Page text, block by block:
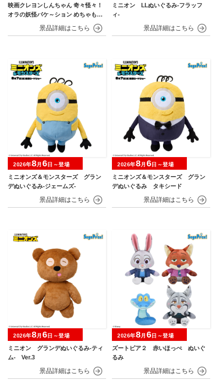
映画クレヨンしんちゃん 奇々怪々！
オラの妖怪バケ～ション めちゃもふ
ぐっとぬいぐるみ～おすわりポーズ
ミニオン LLぬいぐるみ‐フラッフ
ィ‐
ミニオンズ＆モンスターズ グラン
デぬいぐるみ‐ジェームズ‐
2026年8月 6日～登場
ミニオンズ＆モンスターズ グラン
デぬいぐるみ タキシード
2026年8月 6日～登場
ミニオン グランデぬいぐるみ‐ティ
ム‐ Ver.3
2026年8月 6日～登場
ズートピア２ 赤いほっぺ ぬいぐ
るみ
2026年8月 6日～登場